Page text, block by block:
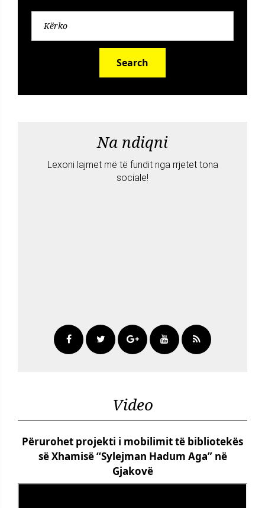
Search
Na ndiqni
Lexoni lajmet më të fundit nga rrjetet tona
sociale!
Video
Përurohet projekti i mobilimit të bibliotekës
së Xhamisë “Sylejman Hadum Aga” në
Gjakovë